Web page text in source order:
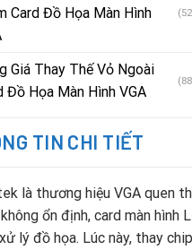
Card Đồ Họa Màn Hình
Giá Thay Thế Vỏ Ngoài
Đồ Họa Màn Hình VGA
TIN CHI TIẾT
là thương hiệu VGA quen
ổn định, card màn hình
lý đồ họa. Lúc này, thay